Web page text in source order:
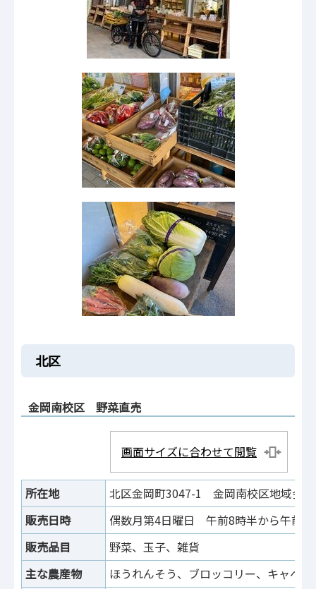
北区
金岡南校区 野菜直売
画面サイズに合わせて閲覧
所在地
北区金岡町3047-1 金岡南校区地域
販売日時
偶数月第4日曜日 午前8時半から午前
販売品目
野菜、玉子、雑貨
主な農産物
ほうれんそう、ブロッコリー、キャベ